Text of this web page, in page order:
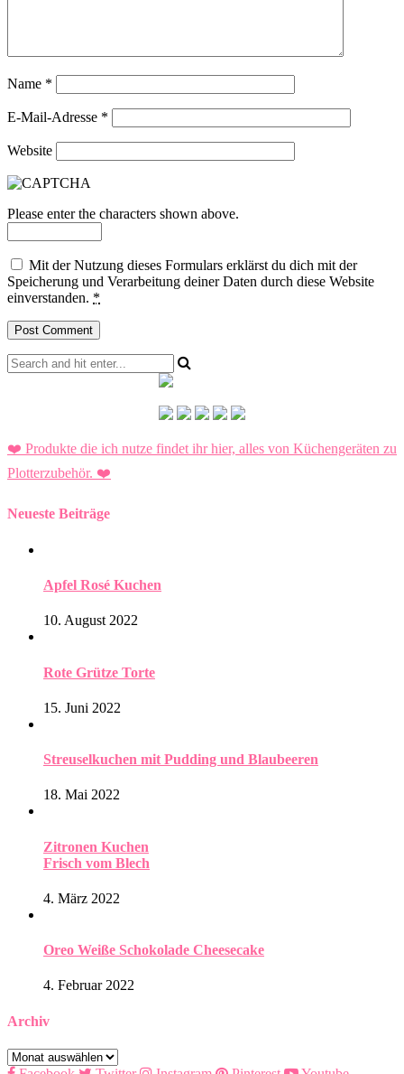
Name *
E-Mail-Adresse *
Website
Please enter the characters shown above.
Mit der Nutzung dieses Formulars erklärst du dich mit der
Speicherung und Verarbeitung deiner Daten durch diese Website
einverstanden. *
❤️ Produkte die ich nutze findet ihr hier, alles von Küchengeräten zu
Plotterzubehör. ❤️
Neueste Beiträge
Apfel Rosé Kuchen
10. August 2022
Rote Grütze Torte
15. Juni 2022
Streuselkuchen mit Pudding und Blaubeeren
18. Mai 2022
Zitronen Kuchen
Frisch vom Blech
4. März 2022
Oreo Weiße Schokolade Cheesecake
4. Februar 2022
Archiv
Archiv